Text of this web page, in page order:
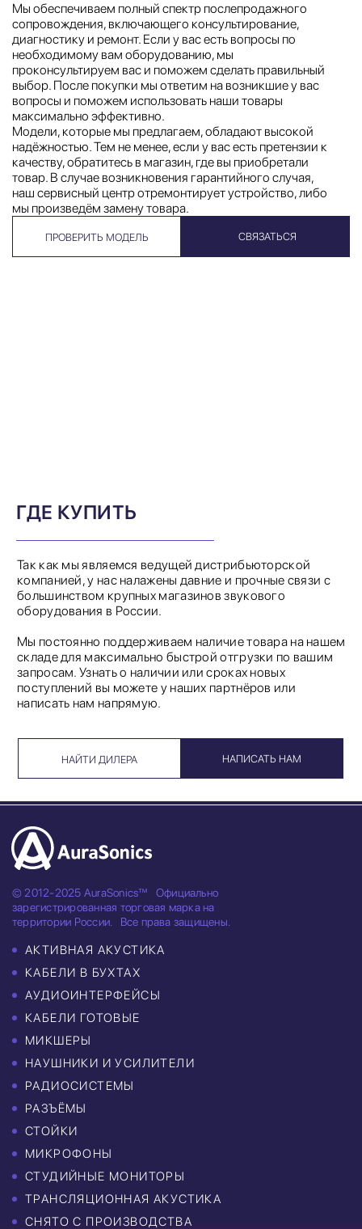
Мы обеспечиваем полный спектр послепродажного
сопровождения, включающего консультирование,
диагностику и ремонт. Если у вас есть вопросы по
необходимому вам оборудованию, мы
проконсультируем вас и поможем сделать правильный
выбор. После покупки мы ответим на возникшие у вас
вопросы и поможем использовать наши товары
максимально эффективно.
Модели, которые мы предлагаем, обладают высокой
надёжностью. Тем не менее, если у вас есть претензии к
качеству, обратитесь в магазин, где вы приобретали
товар. В случае возникновения гарантийного случая,
наш сервисный центр отремонтирует устройство, либо
мы произведём замену товара.
ПРОВЕРИТЬ МОДЕЛЬ СВЯЗАТЬСЯ
ГДЕ КУПИТЬ
Так как мы являемся ведущей дистрибьюторской
компанией, у нас налажены давние и прочные связи с
большинством крупных магазинов звукового
оборудования в России.
Мы постоянно поддерживаем наличие товара на нашем
складе для максимально быстрой отгрузки по вашим
запросам. Узнать о наличии или сроках новых
поступлений вы можете у наших партнёров или
написать нам напрямую.
НАЙТИ ДИЛЕРА НАПИСАТЬ НАМ
© 2012-2025 AuraSonics™
Официально
зарегистрированная торговая марка на
территории России.
Все права защищены.
АКТИВНАЯ АКУСТИКА
КАБЕЛИ В БУХТАХ
АУДИОИНТЕРФЕЙСЫ
КАБЕЛИ ГОТОВЫЕ
МИКШЕРЫ
НАУШНИКИ И УСИЛИТЕЛИ
РАДИОСИСТЕМЫ
РАЗЪЁМЫ
СТОЙКИ
МИКРОФОНЫ
СТУДИЙНЫЕ МОНИТОРЫ
ТРАНСЛЯЦИОННАЯ АКУСТИКА
СНЯТО С ПРОИЗВОДСТВА